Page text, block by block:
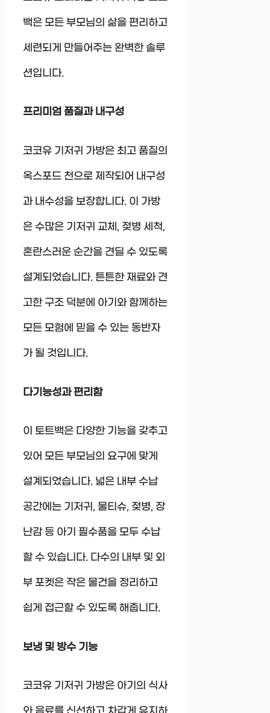
백은 모든 부모님의 삶을 편리하고
세련되게 만들어주는 완벽한 솔루
션입니다.
프리미엄 품질과 내구성
코코유 기저귀 가방은 최고 품질의
옥스포드 천으로 제작되어 내구성
과 내수성을 보장합니다. 이 가방
은 수많은 기저귀 교체, 젖병 세척,
혼란스러운 순간을 견딜 수 있도록
설계되었습니다. 튼튼한 재료와 견
고한 구조 덕분에 아기와 함께하는
모든 모험에 믿을 수 있는 동반자
가 될 것입니다.
다기능성과 편리함
이 토트백은 다양한 기능을 갖추고
있어 모든 부모님의 요구에 맞게
설계되었습니다. 넓은 내부 수납
공간에는 기저귀, 물티슈, 젖병, 장
난감 등 아기 필수품을 모두 수납
할 수 있습니다. 다수의 내부 및 외
부 포켓은 작은 물건을 정리하고
쉽게 접근할 수 있도록 해줍니다.
보냉 및 방수 기능
코코유 기저귀 가방은 아기의 식사